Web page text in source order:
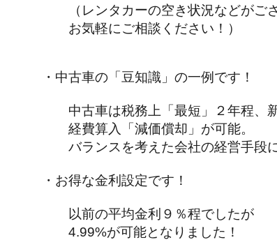
（レンタカーの空き状況などがござ
お気軽にご相談ください！）
・中古車の「豆知識」の一例です！
中古車は税務上「最短」２年程、
経費算入「減価償却」が可能。
バランスを考えた会社の経営手段に
・お得な金利設定です！
以前の平均金利９％程でしたが
4.99%が可能となりました！